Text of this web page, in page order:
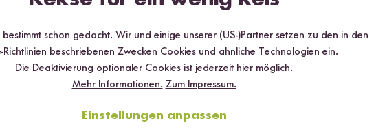
aufsetzen. Dieser wird von allem am längsten dauern.
bestimmt schon gedacht. Wir und einige unserer (US-)Partner setzen zu den in den
Richtlinien beschriebenen Zwecken Cookies und ähnliche Technologien ein.
Die Deaktivierung optionaler Cookies ist jederzeit hier möglich.
Mehr Informationen. Zum Impressum.
Einstellungen anpassen